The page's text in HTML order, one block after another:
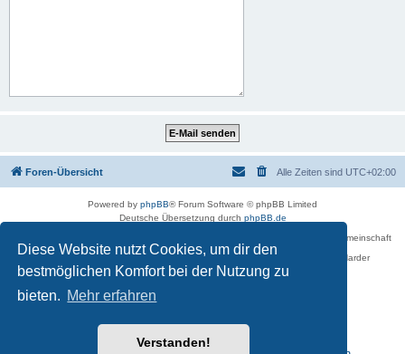
Diese Website nutzt Cookies, um dir den
bestmöglichen Komfort bei der Nutzung zu
bieten. Mehr erfahren
Verstanden!
Foren-Übersicht Alle Zeiten sind UTC+02:00
Powered by phpBB® Forum Software © phpBB Limited
Deutsche Übersetzung durch phpBB.de
Betreiber des Forums für die Karl-May-Vereinigung – Arbeits- und Forschungsgemeinschaft
›Karl May‹ in Sachsen,
in Zusammenarbeit mit der Karl-May-Stiftung Radebeul bei Dresden: Ralf Harder
Impressum